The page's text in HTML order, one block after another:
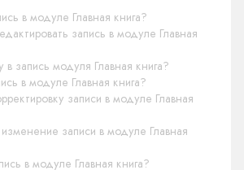
в модуле Главная книга?
запись в модуле Главная
в запись модуля Главная книга?
в модуле Главная книга?
записи в модуле Главная
записи в модуле Главная
в модуле Главная книга?